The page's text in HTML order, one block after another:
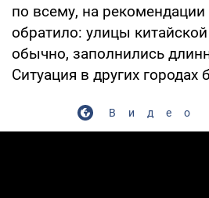
по всему, на
обратило: улицы
обычно, заполнились
Ситуация в других
Видео